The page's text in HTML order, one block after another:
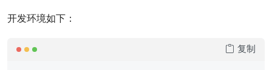
开发环境如下：
复制